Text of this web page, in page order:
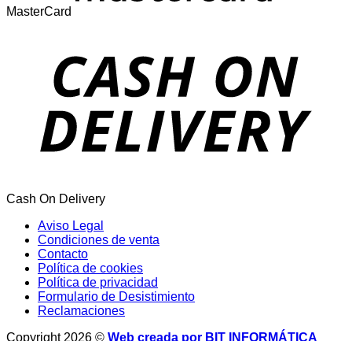
MasterCard
Cash On Delivery
Aviso Legal
Condiciones de venta
Contacto
Política de cookies
Política de privacidad
Formulario de Desistimiento
Reclamaciones
Copyright 2026 © Web creada por BIT INFORMÁTICA